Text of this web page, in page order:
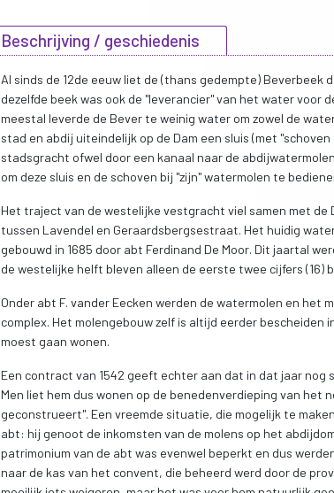
Beschrijving / geschiedenis
Al sinds de 12de eeuw liet de (thans gedempte) Beverbeek
dezelfde beek was ook de "leverancier" van het water
meestal leverde de Bever te weinig water om zowel de
stad en abdij uiteindelijk op de Dam een sluis (met
stadsgracht ofwel door een kanaal naar de
om deze sluis en de schoven bij "zijn" watermolen te
Het traject van de westelijke vestgracht viel samen met
tussen Lavendel en Geraardsbergsestraat. Het huidig
gebouwd in 1685 door abt Ferdinand De Moor. Dit jaartal
de westelijke helft bleven alleen de eerste twee cijfers (16)
Onder abt F. vander Eecken werden de watermolen en het
complex. Het molengebouw zelf is altijd eerder
moest gaan wonen.
Een contract van 1542 geeft echter aan dat in dat jaar
Men liet hem dus wonen op de benedenverdieping van het
geconstrueert". Een vreemde situatie, die mogelijk te
abt: hij genoot de inkomsten van de molens op het
patrimonium van de abt was evenwel beperkt en dus
naar de kas van het convent, die beheerd werd door de